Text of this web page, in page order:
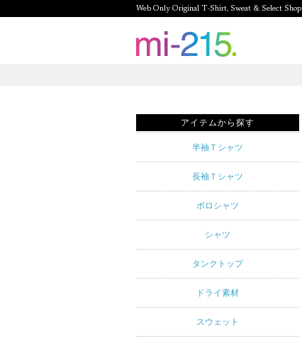
Web Only Original T-Shirt, Sweat & Select Shop
mi-215.
Original T-
Sweat &
Select
Shop mi-
215. Tシャ
ツを中心と
したカジュ
アルスタイ
アイテムから探す
半袖Ｔシャツ
長袖Ｔシャツ
ポロシャツ
シャツ
タンクトップ
ドライ素材
スウェット